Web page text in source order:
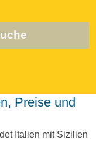
Italien mit Sizilien